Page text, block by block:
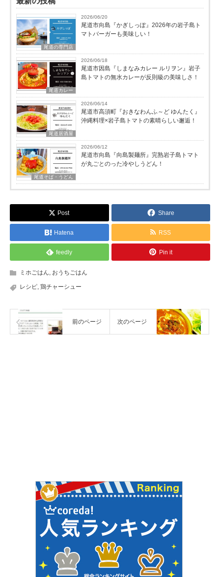
尾道の専門店
2026/06/20
尾道市向島『かぎしっぽ』2026年の岩子島ト
マトバーガーも美味しい！
尾道カレー
2026/06/18
尾道市因島『しまなみカレー ルリヲン』岩子
島トマトの無水カレーが反則級の美味しさ！
尾道居酒屋
2026/06/14
尾道市高須町『おきなわんふ～ど ゆんたく』
沖縄料理×岩子島トマトの素晴らしい邂逅！
尾道そば・うどん
2026/06/12
尾道市向島『向島製麺所』完熟岩子島トマト
が丸ごとのった冷やしうどん！
Post Share
Hatena RSS
feedly Pin it
ミホごはん, おうちごはん
レシピ, 鶏チャーシュー
前のページ 次のページ